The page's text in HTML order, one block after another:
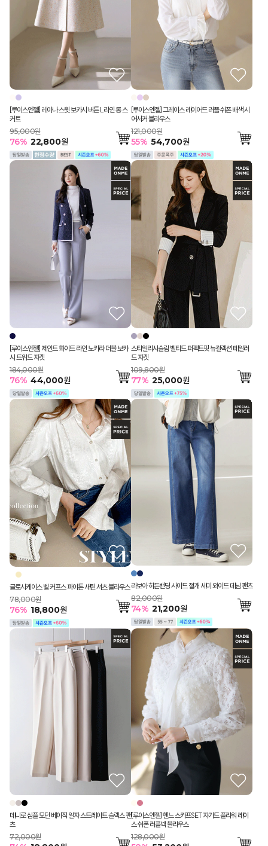
[루이스엔젤] 레아나 스윗 보카시 버튼 L라인 롱 스
커트
95,000원
76% 22,800원
[루이스엔젤] 그레이스 레이어드 러플 쉬폰 배색 시
어서커 블라우스
121,000원
55% 54,700원
[루이스엔젤] 제인트 화이트 라인 노카라 더블 보카
시 트위드 자켓
184,000원
76% 44,000원
스타일리시슬림 벨티드 퍼펙트핏 뉴컬렉션 테일러
드 자켓
109,800원
77% 25,000원
글로시케이스 벨 커프스 파이톤 새틴 셔츠 블라우스
78,000원
76% 18,800원
라보아 히든밴딩 사이드 절개 세미 와이드 데님 팬츠
82,000원
74% 21,200원
데니로 심플 모던 베이직 일자 스트레이트 슬랙스 팬
츠
72,000원
[루이스엔젤] 헨느 스카프SET 쟈가드 플라워 레이
스 쉬폰 러플넥 블라우스
128,000원